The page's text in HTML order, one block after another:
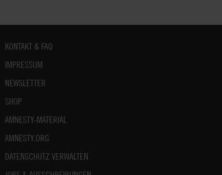
Fußbereich
KONTAKT & FAQ
IMPRESSUM
NEWSLETTER
SHOP
AMNESTY-MATERIAL
AMNESTY.ORG
DATENSCHUTZ VERWALTEN